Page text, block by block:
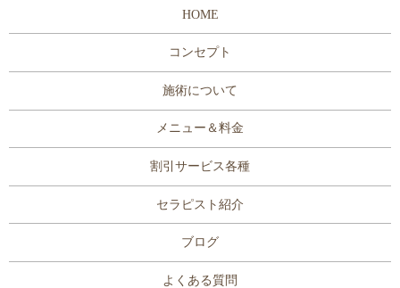
HOME
コンセプト
施術について
メニュー＆料金
割引サービス各種
セラピスト紹介
ブログ
よくある質問